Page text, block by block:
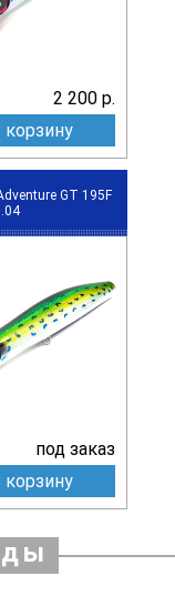
2 200 р.
корзину
GT 195F
под заказ
корзину